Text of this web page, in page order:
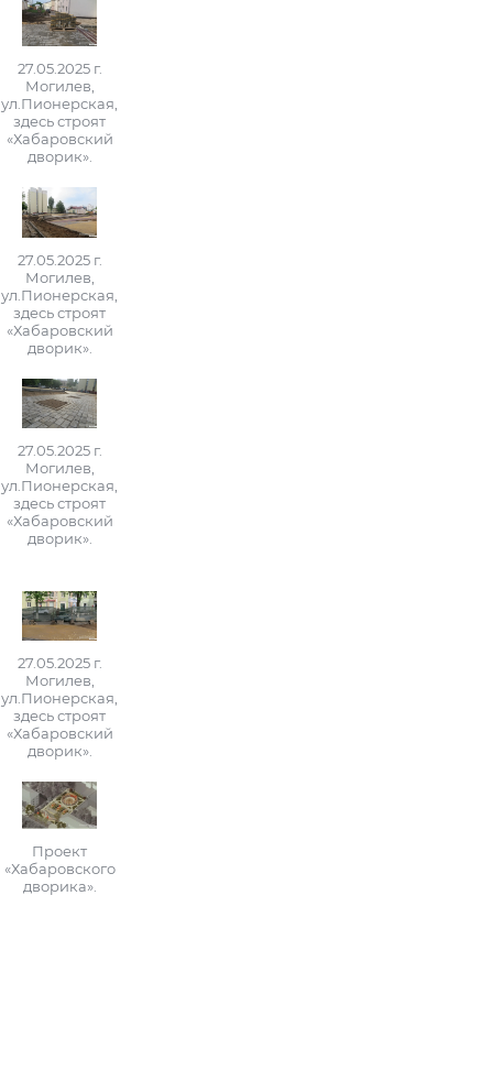
27.05.2025 г.
Могилев,
ул.Пионерская,
здесь строят
«Хабаровский
дворик».
27.05.2025 г.
Могилев,
ул.Пионерская,
здесь строят
«Хабаровский
дворик».
27.05.2025 г.
Могилев,
ул.Пионерская,
здесь строят
«Хабаровский
дворик».
27.05.2025 г.
Могилев,
ул.Пионерская,
здесь строят
«Хабаровский
дворик».
Проект
«Хабаровского
дворика».